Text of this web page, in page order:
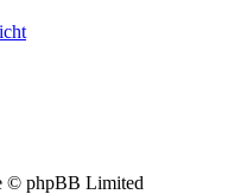
© phpBB Limited